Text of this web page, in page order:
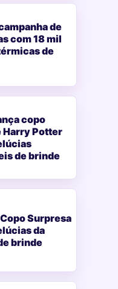
de
com 18 mil
de
copo
Harry Potter
de brinde
Surpresa
da
brinde